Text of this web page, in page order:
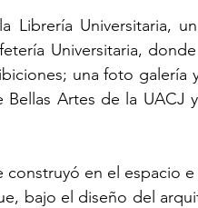
Librería Universitaria,
Universitaria,
una foto galería
Bellas Artes de la UACJ
construyó en el espacio
bajo el diseño del